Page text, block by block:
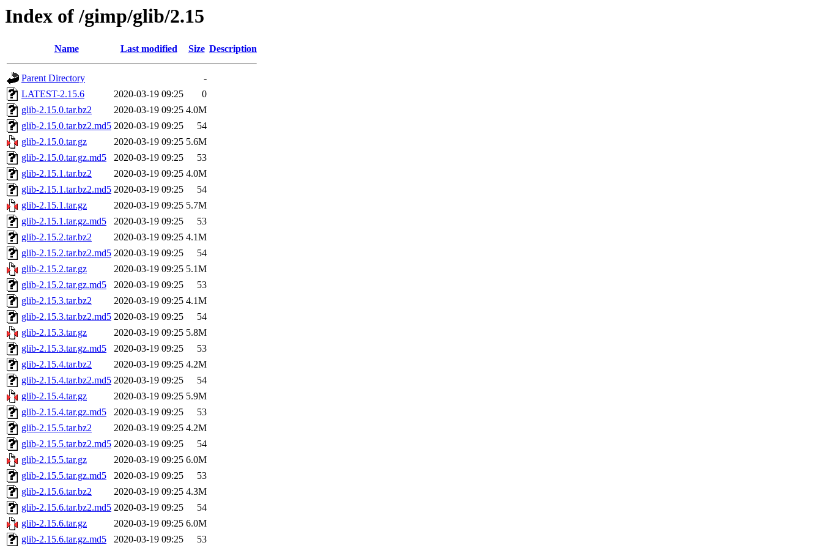
Index of /gimp/glib/2.15
Name Last modified Size Description
Parent Directory
-
LATEST-2.15.6
2020-03-19 09:25
0
glib-2.15.0.tar.bz2
2020-03-19 09:25 4.0M
glib-2.15.0.tar.bz2.md5 2020-03-19 09:25
54
glib-2.15.0.tar.gz
2020-03-19 09:25 5.6M
glib-2.15.0.tar.gz.md5
2020-03-19 09:25
53
glib-2.15.1.tar.bz2
2020-03-19 09:25 4.0M
glib-2.15.1.tar.bz2.md5 2020-03-19 09:25
54
glib-2.15.1.tar.gz
2020-03-19 09:25 5.7M
glib-2.15.1.tar.gz.md5
2020-03-19 09:25
53
glib-2.15.2.tar.bz2
2020-03-19 09:25 4.1M
glib-2.15.2.tar.bz2.md5 2020-03-19 09:25
54
glib-2.15.2.tar.gz
2020-03-19 09:25 5.1M
glib-2.15.2.tar.gz.md5
2020-03-19 09:25
53
glib-2.15.3.tar.bz2
2020-03-19 09:25 4.1M
glib-2.15.3.tar.bz2.md5 2020-03-19 09:25
54
glib-2.15.3.tar.gz
2020-03-19 09:25 5.8M
glib-2.15.3.tar.gz.md5
2020-03-19 09:25
53
glib-2.15.4.tar.bz2
2020-03-19 09:25 4.2M
glib-2.15.4.tar.bz2.md5 2020-03-19 09:25
54
glib-2.15.4.tar.gz
2020-03-19 09:25 5.9M
glib-2.15.4.tar.gz.md5
2020-03-19 09:25
53
glib-2.15.5.tar.bz2
2020-03-19 09:25 4.2M
glib-2.15.5.tar.bz2.md5 2020-03-19 09:25
54
glib-2.15.5.tar.gz
2020-03-19 09:25 6.0M
glib-2.15.5.tar.gz.md5
2020-03-19 09:25
53
glib-2.15.6.tar.bz2
2020-03-19 09:25 4.3M
glib-2.15.6.tar.bz2.md5 2020-03-19 09:25
54
glib-2.15.6.tar.gz
2020-03-19 09:25 6.0M
glib-2.15.6.tar.gz.md5
2020-03-19 09:25 53